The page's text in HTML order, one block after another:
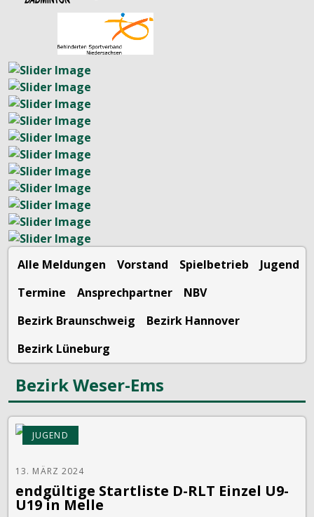
Alle Meldungen Vorstand Spielbetrieb
Jugend
Termine
Ansprechpartner
NBV
Bezirk Braunschweig
Bezirk Hannover
Bezirk Lüneburg
Bezirk Weser-Ems
JUGEND
13. MÄRZ 2024
endgültige Startliste D-RLT Einzel U9-
U19 in Melle